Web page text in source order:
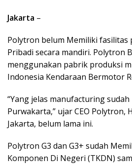
Jakarta –
Polytron belum Memiliki fasilitas
Pribadi secara mandiri. Polytron
menggunakan pabrik produksi
Indonesia Kendaraan Bermotor
“Yang jelas manufacturing
Purwakarta,” ujar CEO Polytron,
Jakarta, belum lama ini.
Polytron G3 dan G3+ sudah
Komponen Di Negeri (TKDN)